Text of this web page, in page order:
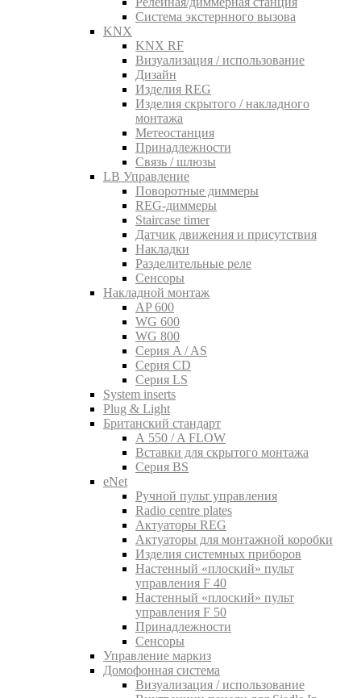
Система экстернного вызова
KNX
KNX RF
Визуализация / использование
Дизайн
Изделия REG
Изделия скрытого / накладного
монтажа
Метеостанция
Принадлежности
Связь / шлюзы
LB Управление
Поворотные диммеры
REG-диммеры
Staircase timer
Датчик движения и присутствия
Накладки
Разделительные реле
Сенсоры
Накладной монтаж
AP 600
WG 600
WG 800
Серия A / AS
Серия CD
Серия LS
System inserts
Plug & Light
Британский стандарт
A 550 / A FLOW
Вставки для скрытого монтажа
Серия BS
eNet
Pучной пульт управления
Radio centre plates
Актуаторы REG
Актуаторы для монтажной коробки
Изделия системных приборов
Настенный «плоский» пульт
управления F 40
Настенный «плоский» пульт
управления F 50
Принадлежности
Сенсоры
Управление маркиз
Домофонная система
Визуализация / использование